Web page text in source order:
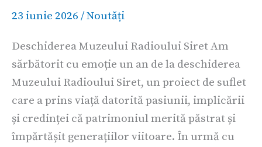
23 iunie 2026 /Noutăți
Deschiderea Muzeului Radioului Siret Am
sărbătorit cu emoție un an de la deschiderea
Muzeului Radioului Siret, un proiect de suflet
care a prins viață datorită pasiunii, implicării
și credinței că patrimoniul merită păstrat și
împărtășit generațiilor viitoare. În urmă cu
Siret